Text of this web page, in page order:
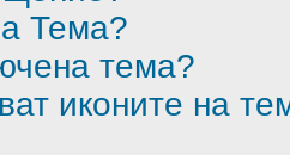
Тема?
тема?
иконите на